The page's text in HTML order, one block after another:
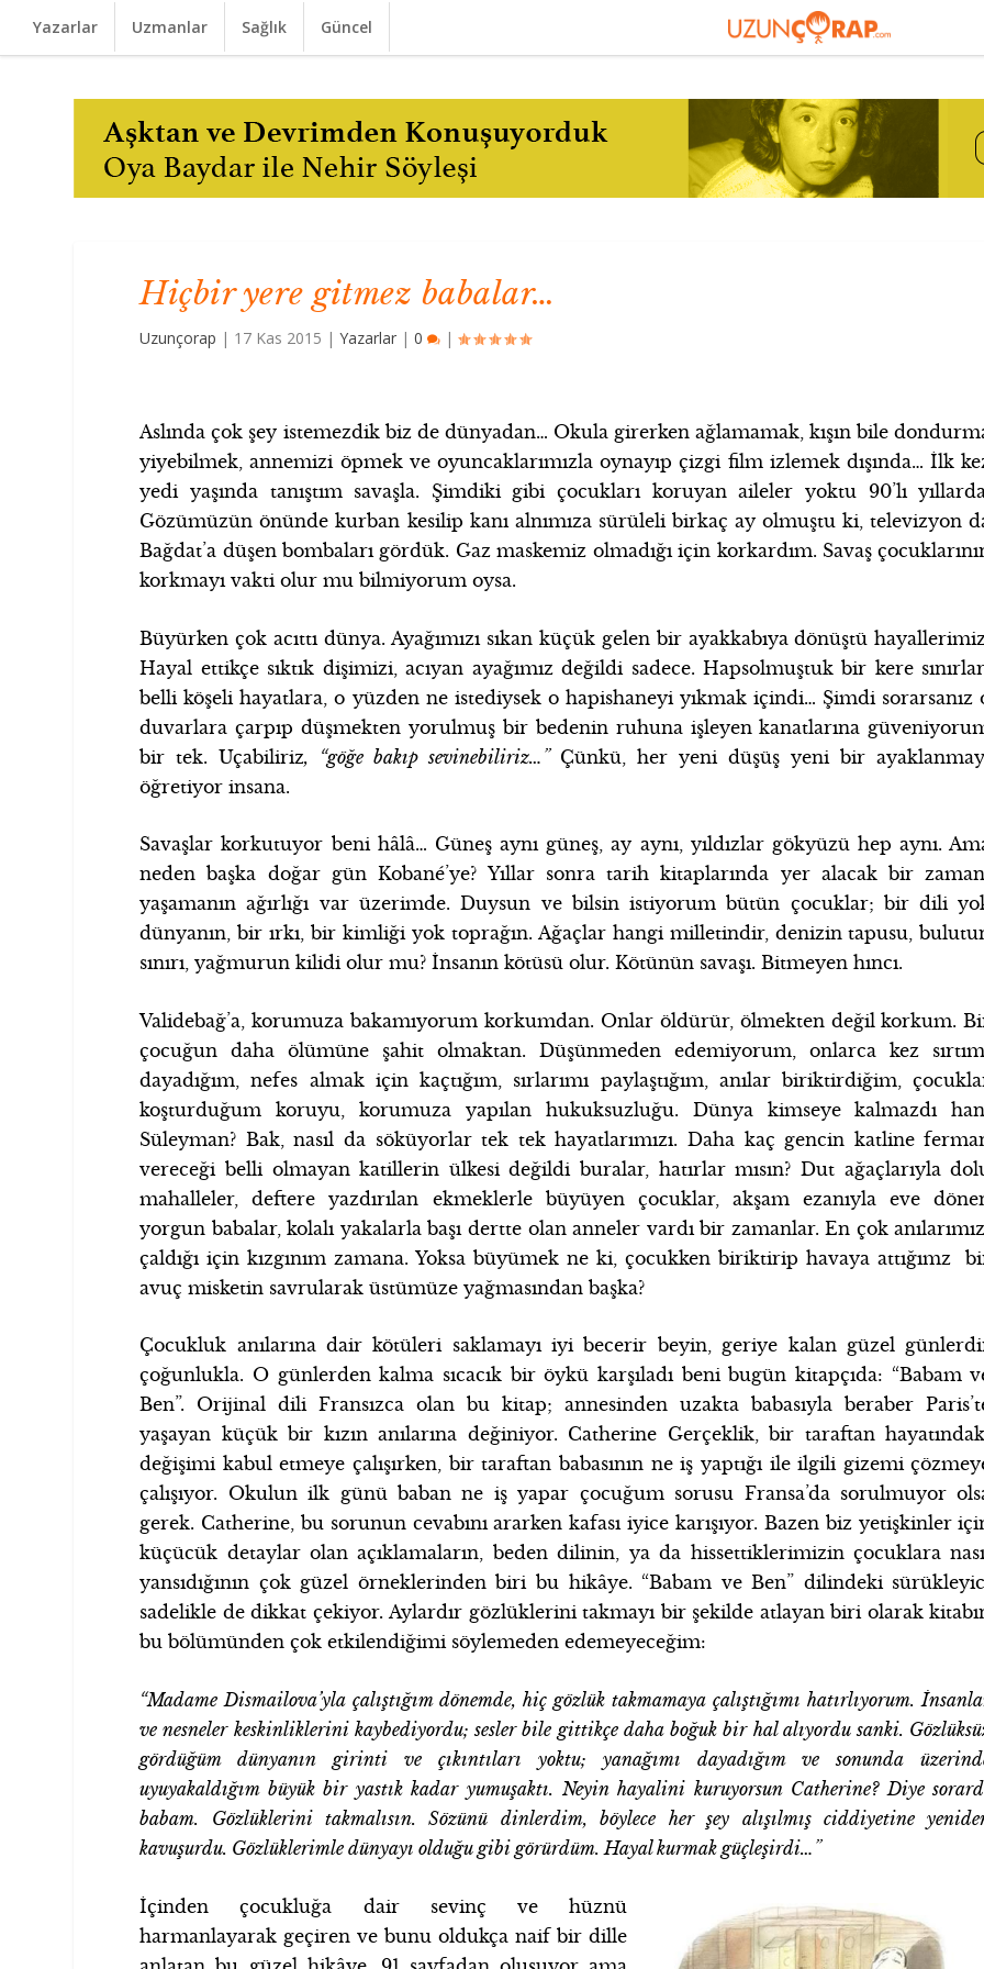
Yazarlar Uzmanlar Sağlık Güncel
Hiçbir yere gitmez babalar…
Uzunçorap | 17 Kas 2015 |Yazarlar |0 |
Aslında çok şey istemezdik biz de dünyadan… Okula girerken ağlamamak, kışın bile
yiyebilmek, annemizi öpmek ve oyuncaklarımızla oynayıp çizgi film izlemek dışında… İlk
yedi yaşında tanıştım savaşla. Şimdiki gibi çocukları koruyan aileler yoktu 90’lı
Gözümüzün önünde kurban kesilip kanı alnımıza sürüleli birkaç ay olmuştu ki, televizyon
Bağdat’a düşen bombaları gördük. Gaz maskemiz olmadığı için korkardım. Savaş
korkmayı vakti olur mu bilmiyorum oysa.
Büyürken çok acıttı dünya. Ayağımızı sıkan küçük gelen bir ayakkabıya dönüştü
Hayal ettikçe sıktık dişimizi, acıyan ayağımız değildi sadece. Hapsolmuştuk bir kere
belli köşeli hayatlara, o yüzden ne istediysek o hapishaneyi yıkmak içindi… Şimdi sorarsanız
duvarlara çarpıp düşmekten yorulmuş bir bedenin ruhuna işleyen kanatlarına
bir tek. Uçabiliriz, “göğe bakıp sevinebiliriz…” Çünkü, her yeni düşüş yeni bir
öğretiyor insana.
Savaşlar korkutuyor beni hâlâ… Güneş aynı güneş, ay aynı, yıldızlar gökyüzü hep aynı.
neden başka doğar gün Kobané’ye? Yıllar sonra tarih kitaplarında yer alacak bir
yaşamanın ağırlığı var üzerimde. Duysun ve bilsin istiyorum bütün çocuklar; bir dili
dünyanın, bir ırkı, bir kimliği yok toprağın. Ağaçlar hangi milletindir, denizin tapusu,
sınırı, yağmurun kilidi olur mu? İnsanın kötüsü olur. Kötünün savaşı. Bitmeyen hıncı.
Validebağ’a, korumuza bakamıyorum korkumdan. Onlar öldürür, ölmekten değil korkum.
çocuğun daha ölümüne şahit olmaktan. Düşünmeden edemiyorum, onlarca kez
dayadığım, nefes almak için kaçtığım, sırlarımı paylaştığım, anılar biriktirdiğim,
koşturduğum koruyu, korumuza yapılan hukuksuzluğu. Dünya kimseye kalmazdı
Süleyman? Bak, nasıl da söküyorlar tek tek hayatlarımızı. Daha kaç gencin katline
vereceği belli olmayan katillerin ülkesi değildi buralar, hatırlar mısın? Dut ağaçlarıyla
mahalleler, deftere yazdırılan ekmeklerle büyüyen çocuklar, akşam ezanıyla eve
yorgun babalar, kolalı yakalarla başı dertte olan anneler vardı bir zamanlar. En çok
çaldığı için kızgınım zamana. Yoksa büyümek ne ki, çocukken biriktirip havaya attığımz
avuç misketin savrularak üstümüze yağmasından başka?
Çocukluk anılarına dair kötüleri saklamayı iyi becerir beyin, geriye kalan güzel
çoğunlukla. O günlerden kalma sıcacık bir öykü karşıladı beni bugün kitapçıda: “Babam
Ben”. Orijinal dili Fransızca olan bu kitap; annesinden uzakta babasıyla beraber
yaşayan küçük bir kızın anılarına değiniyor. Catherine Gerçeklik, bir taraftan
değişimi kabul etmeye çalışırken, bir taraftan babasının ne iş yaptığı ile ilgili gizemi
çalışıyor. Okulun ilk günü baban ne iş yapar çocuğum sorusu Fransa’da sorulmuyor
gerek. Catherine, bu sorunun cevabını ararken kafası iyice karışıyor. Bazen biz yetişkinler
küçücük detaylar olan açıklamaların, beden dilinin, ya da hissettiklerimizin çocuklara
yansıdığının çok güzel örneklerinden biri bu hikâye. “Babam ve Ben” dilindeki
sadelikle de dikkat çekiyor. Aylardır gözlüklerini takmayı bir şekilde atlayan biri olarak
bu bölümünden çok etkilendiğimi söylemeden edemeyeceğim:
“Madame Dismailova’yla çalıştığım dönemde, hiç gözlük takmamaya çalıştığımı hatırlıyorum.
ve nesneler keskinliklerini kaybediyordu; sesler bile gittikçe daha boğuk bir hal alıyordu sanki.
gördüğüm dünyanın girinti ve çıkıntıları yoktu; yanağımı dayadığım ve sonunda
uyuyakaldığım büyük bir yastık kadar yumuşaktı. Neyin hayalini kuruyorsun Catherine? Diye
babam. Gözlüklerini takmalısın. Sözünü dinlerdim, böylece her şey alışılmış ciddiyetine
kavuşurdu. Gözlüklerimle dünyayı olduğu gibi görürdüm. Hayal kurmak güçleşirdi…”
İçinden çocukluğa dair sevinç ve hüznü
harmanlayarak geçiren ve bunu oldukça naif bir dille